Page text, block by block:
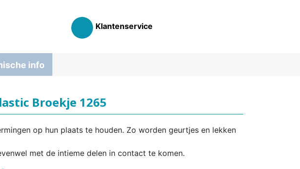
Klantenservice
info
Broekje 1265
op hun plaats te houden. Zo worden geurtjes en lekken
met de intieme delen in contact te komen.